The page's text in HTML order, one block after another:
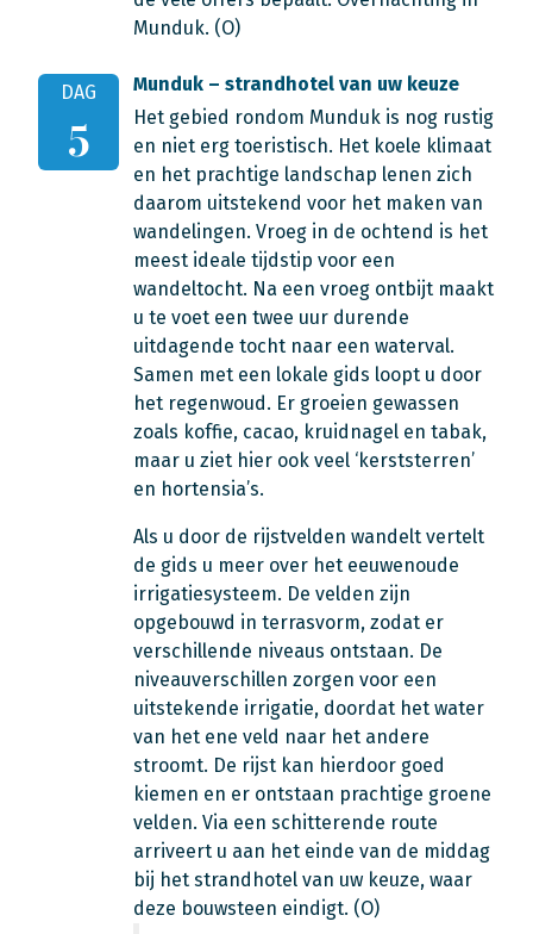
Munduk. (O)
DAG
5
Munduk – strandhotel van uw keuze
Het gebied rondom Munduk is nog rustig
en niet erg toeristisch. Het koele klimaat
en het prachtige landschap lenen zich
daarom uitstekend voor het maken van
wandelingen. Vroeg in de ochtend is het
meest ideale tijdstip voor een
wandeltocht. Na een vroeg ontbijt maakt
u te voet een twee uur durende
uitdagende tocht naar een waterval.
Samen met een lokale gids loopt u door
het regenwoud. Er groeien gewassen
zoals koffie, cacao, kruidnagel en tabak,
maar u ziet hier ook veel ‘kerststerren’
en hortensia’s.
Als u door de rijstvelden wandelt vertelt
de gids u meer over het eeuwenoude
irrigatiesysteem. De velden zijn
opgebouwd in terrasvorm, zodat er
verschillende niveaus ontstaan. De
niveauverschillen zorgen voor een
uitstekende irrigatie, doordat het water
van het ene veld naar het andere
stroomt. De rijst kan hierdoor goed
kiemen en er ontstaan prachtige groene
velden. Via een schitterende route
arriveert u aan het einde van de middag
bij het strandhotel van uw keuze, waar
deze bouwsteen eindigt. (O)